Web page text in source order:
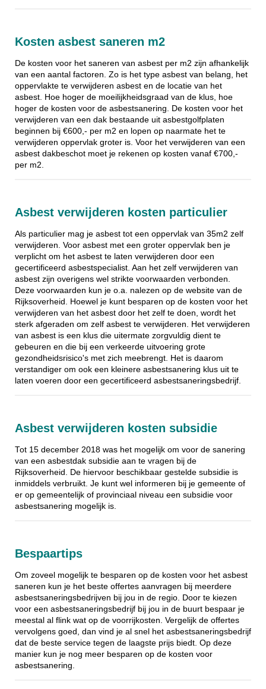
Kosten asbest saneren m2
De kosten voor het saneren van asbest per m2 zijn afhankelijk
van een aantal factoren. Zo is het type asbest van belang, het
oppervlakte te verwijderen asbest en de locatie van het
asbest. Hoe hoger de moeilijkheidsgraad van de klus, hoe
hoger de kosten voor de asbestsanering. De kosten voor het
verwijderen van een dak bestaande uit asbestgolfplaten
beginnen bij €600,- per m2 en lopen op naarmate het te
verwijderen oppervlak groter is. Voor het verwijderen van een
asbest dakbeschot moet je rekenen op kosten vanaf €700,-
per m2.
Asbest verwijderen kosten particulier
Als particulier mag je asbest tot een oppervlak van 35m2 zelf
verwijderen. Voor asbest met een groter oppervlak ben je
verplicht om het asbest te laten verwijderen door een
gecertificeerd asbestspecialist. Aan het zelf verwijderen van
asbest zijn overigens wel strikte voorwaarden verbonden.
Deze voorwaarden kun je o.a. nalezen op de website van de
Rijksoverheid. Hoewel je kunt besparen op de kosten voor het
verwijderen van het asbest door het zelf te doen, wordt het
sterk afgeraden om zelf asbest te verwijderen. Het verwijderen
van asbest is een klus die uitermate zorgvuldig dient te
gebeuren en die bij een verkeerde uitvoering grote
gezondheidsrisico's met zich meebrengt. Het is daarom
verstandiger om ook een kleinere asbestsanering klus uit te
laten voeren door een gecertificeerd asbestsaneringsbedrijf.
Asbest verwijderen kosten subsidie
Tot 15 december 2018 was het mogelijk om voor de sanering
van een asbestdak subsidie aan te vragen bij de
Rijksoverheid. De hiervoor beschikbaar gestelde subsidie is
inmiddels verbruikt. Je kunt wel informeren bij je gemeente of
er op gemeentelijk of provinciaal niveau een subsidie voor
asbestsanering mogelijk is.
Bespaartips
Om zoveel mogelijk te besparen op de kosten voor het asbest
saneren kun je het beste offertes aanvragen bij meerdere
asbestsaneringsbedrijven bij jou in de regio. Door te kiezen
voor een asbestsaneringsbedrijf bij jou in de buurt bespaar je
meestal al flink wat op de voorrijkosten. Vergelijk de offertes
vervolgens goed, dan vind je al snel het asbestsaneringsbedrijf
dat de beste service tegen de laagste prijs biedt. Op deze
manier kun je nog meer besparen op de kosten voor
asbestsanering.